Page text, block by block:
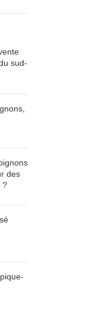
sud-
des
?